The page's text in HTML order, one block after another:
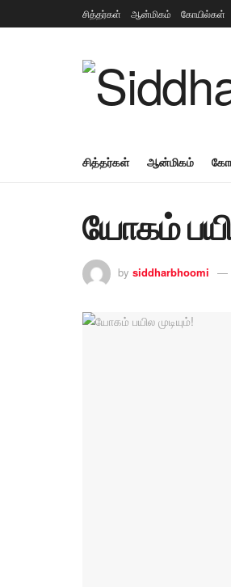
சித்தர்கள் ஆன்மிகம் கோயில்கள்
சித்தர்கள் ஆன்மிகம்
யோகம்
by siddharbhoomi